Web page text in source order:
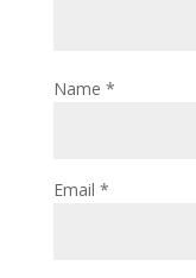
Name *
Email *